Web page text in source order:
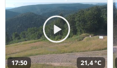
17:50 21,4 °C